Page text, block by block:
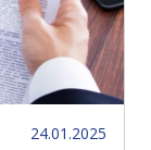
24.01.2025